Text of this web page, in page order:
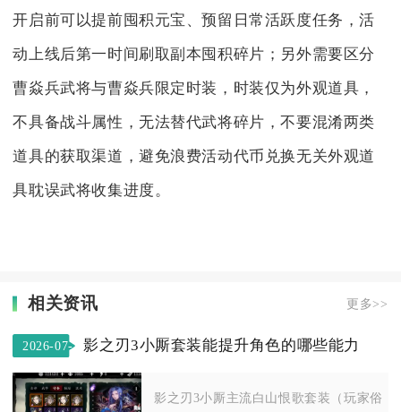
开启前可以提前囤积元宝、预留日常活跃度任务，活
动上线后第一时间刷取副本囤积碎片；另外需要区分
曹焱兵武将与曹焱兵限定时装，时装仅为外观道具，
不具备战斗属性，无法替代武将碎片，不要混淆两类
道具的获取渠道，避免浪费活动代币兑换无关外观道
具耽误武将收集进度。
相关资讯 更多>>
2026-07-
影之刃3小厮套装能提升角色的哪些能力
影之刃3小厮主流白山恨歌套装（玩家俗